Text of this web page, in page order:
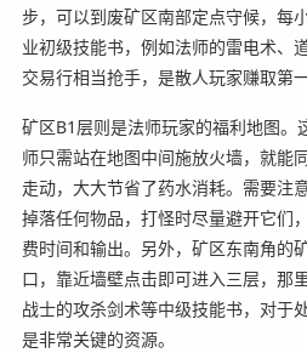
步，可以到废矿区南部定点守候，每
业初级技能书，例如法师的雷电术、
交易行相当抢手，是散人玩家赚取第
矿区B1层则是法师玩家的福利地图。
师只需站在地图中间施放火墙，就能
走动，大大节省了药水消耗。需要注
掉落任何物品，打怪时尽量避开它们
费时间和输出。另外，矿区东南角的
口，靠近墙壁点击即可进入三层，那
战士的攻杀剑术等中级技能书，对于
是非常关键的资源。